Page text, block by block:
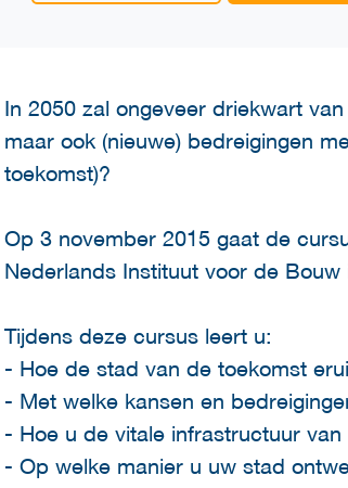
In 2050 zal ongeveer driekwart
maar ook (nieuwe) bedreigingen
toekomst)?
Op 3 november 2015 gaat de
Nederlands Instituut voor de
Tijdens deze cursus leert u:
- Hoe de stad van de toekomst
- Met welke kansen en
- Hoe u de vitale infrastructuur
- Op welke manier u uw stad